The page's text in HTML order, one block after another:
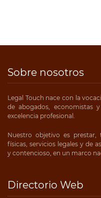
Sobre nosotros
Legal Touch nace con la
de abogados, economistas
excelencia profesional.
Nuestro objetivo es
físicas, servicios legales y de
y contencioso, en un marco
Directorio Web